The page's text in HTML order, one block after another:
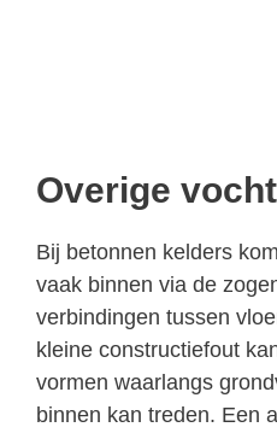
Overige
Bij betonnen kelders
vaak binnen via de
verbindingen tussen
kleine constructiefout
vormen waarlangs
binnen kan treden. Een